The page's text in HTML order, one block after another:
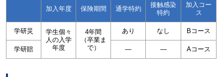
加入年度 保険期間 通学特約
接触感染
特約
加入コー
ス
学研災
学生個々
人の入学
年度
4年間
（卒業ま
で）
あり なし Bコース
学研賠 ― ― Aコース